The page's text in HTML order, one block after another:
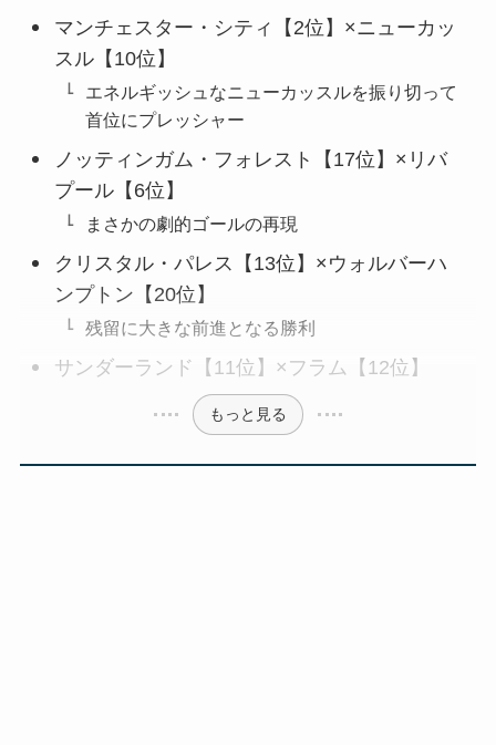
マンチェスター・シティ【2位】×ニューカッ
スル【10位】
エネルギッシュなニューカッスルを振り切って
首位にプレッシャー
ノッティンガム・フォレスト【17位】×リバ
プール【6位】
まさかの劇的ゴールの再現
クリスタル・パレス【13位】×ウォルバーハ
ンプトン【20位】
残留に大きな前進となる勝利
サンダーランド【11位】×フラム【12位】
もっと見る